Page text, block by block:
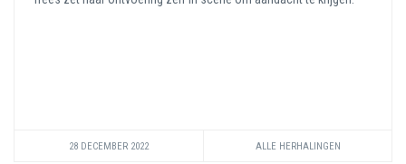
28 DECEMBER 2022 ALLE HERHALINGEN